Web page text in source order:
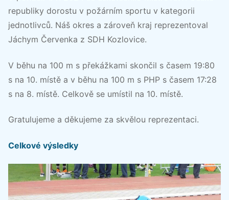
republiky dorostu v požárním sportu v kategorii
jednotlivců. Náš okres a zároveň kraj reprezentoval
Jáchym Červenka z SDH Kozlovice.
V běhu na 100 m s překážkami skončil s časem 19:80
s na 10. místě a v běhu na 100 m s PHP s časem 17:28
s na 8. místě. Celkově se umístil na 10. místě.
Gratulujeme a děkujeme za skvělou reprezentaci.
Celkové výsledky